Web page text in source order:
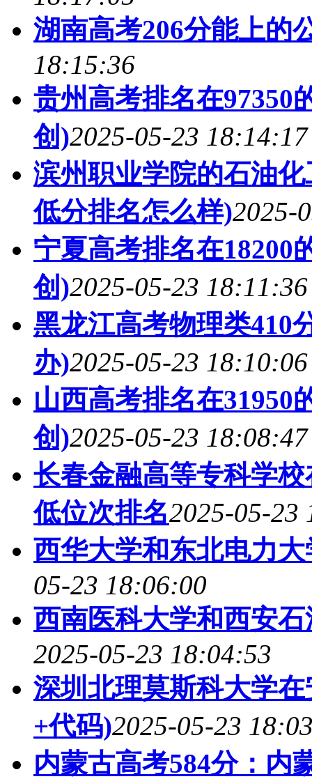
湖南高考206分能上的
18:15:36
贵州高考排名在97350
创)2025-05-23 18:14:17
滨州职业学院的石油
低分排名怎么样)2025-
宁夏高考排名在18200
创)2025-05-23 18:11:36
黑龙江高考物理类410
办)2025-05-23 18:10:06
山西高考排名在31950
创)2025-05-23 18:08:47
长春金融高等专科学
低位次排名2025-05-23
西华大学和东北电力
05-23 18:06:00
西南医科大学和西安
2025-05-23 18:04:53
深圳北理莫斯科大学
+代码)2025-05-23
内蒙古高考584分：内